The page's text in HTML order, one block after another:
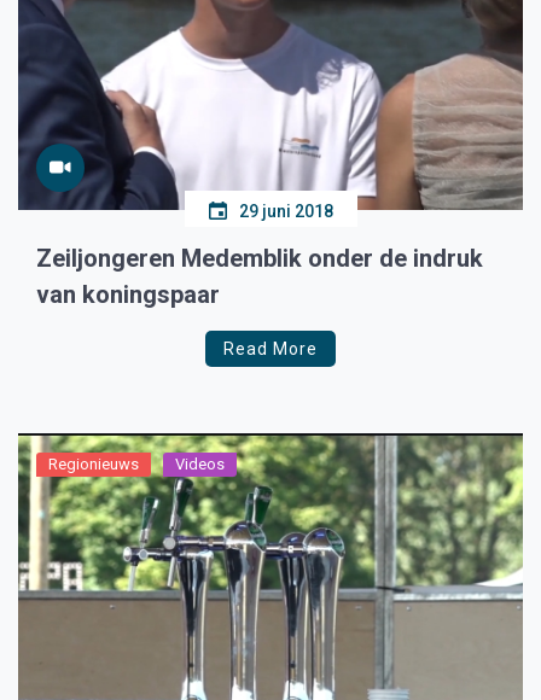
29 juni 2018
Zeiljongeren Medemblik onder de indruk
van koningspaar
Read More
Regionieuws Videos